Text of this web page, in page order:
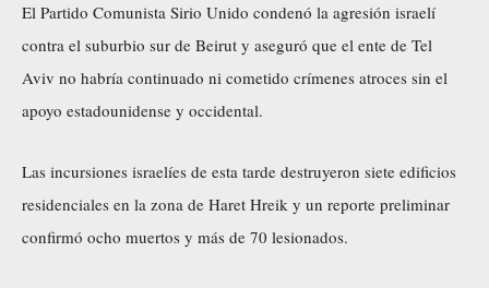
El Partido Comunista Sirio Unido condenó la agresión israelí
contra el suburbio sur de Beirut y aseguró que el ente de Tel
Aviv no habría continuado ni cometido crímenes atroces sin el
apoyo estadounidense y occidental.
Las incursiones israelíes de esta tarde destruyeron siete edificios
residenciales en la zona de Haret Hreik y un reporte preliminar
confirmó ocho muertos y más de 70 lesionados.